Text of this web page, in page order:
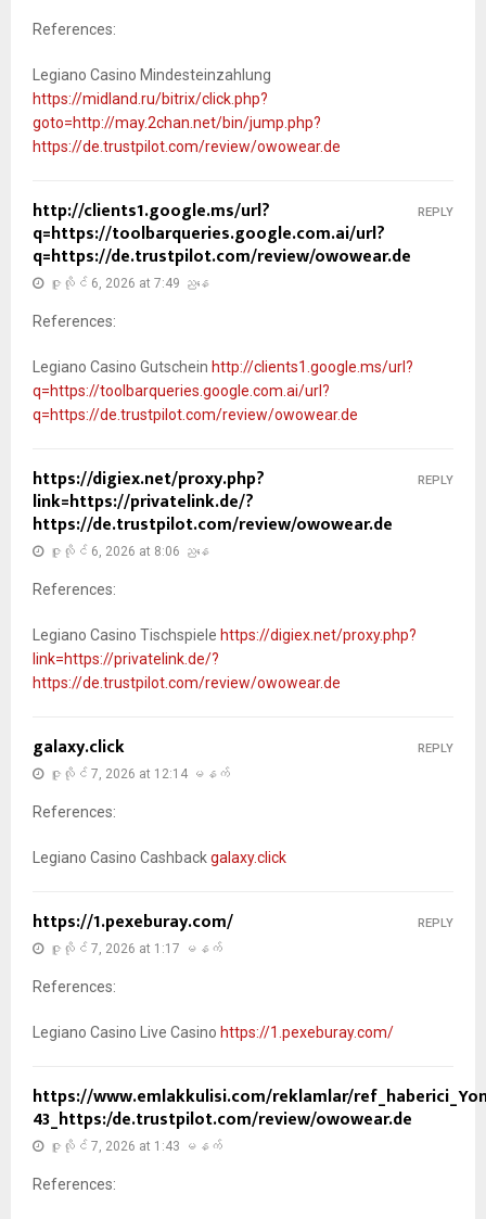
References:
Legiano Casino Mindesteinzahlung
https://midland.ru/bitrix/click.php?
goto=http://may.2chan.net/bin/jump.php?
https://de.trustpilot.com/review/owowear.de
http://clients1.google.ms/url?
q=https://toolbarqueries.google.com.ai/url?
q=https://de.trustpilot.com/review/owowear.de
ဇူလိုင် 6, 2026 at 7:49 ညနေ
References:
Legiano Casino Gutschein http://clients1.google.ms/url?
q=https://toolbarqueries.google.com.ai/url?
q=https://de.trustpilot.com/review/owowear.de
REPLY
https://digiex.net/proxy.php?
link=https://privatelink.de/?
https://de.trustpilot.com/review/owowear.de
ဇူလိုင် 6, 2026 at 8:06 ညနေ
References:
Legiano Casino Tischspiele https://digiex.net/proxy.php?
link=https://privatelink.de/?
https://de.trustpilot.com/review/owowear.de
REPLY
galaxy.click
ဇူလိုင် 7, 2026 at 12:14 မနက်
References:
Legiano Casino Cashbackgalaxy.click
REPLY
https://1.pexeburay.com/
ဇူလိုင် 7, 2026 at 1:17 မနက်
References:
Legiano Casino Live Casino https://1.pexeburay.com/
REPLY
https://www.emlakkulisi.com/reklamlar/
43_https:/de.trustpilot.com/review/owowear.de
ဇူလိုင် 7, 2026 at 1:43 မနက်
References: